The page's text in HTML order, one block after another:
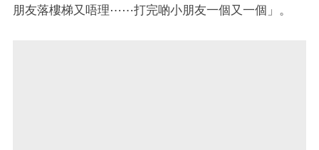
朋友落樓梯又唔理⋯⋯打完啲小朋友一個又一個」。